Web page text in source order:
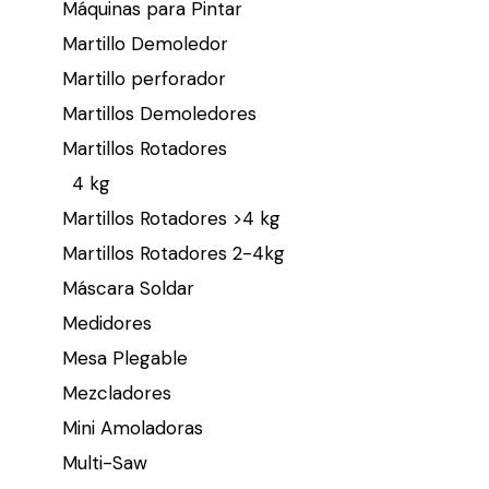
Máquinas para Pintar
Martillo Demoledor
Martillo perforador
Martillos Demoledores
Martillos Rotadores
4 kg
Martillos Rotadores >4 kg
Martillos Rotadores 2-4kg
Máscara Soldar
Medidores
Mesa Plegable
Mezcladores
Mini Amoladoras
Multi-Saw